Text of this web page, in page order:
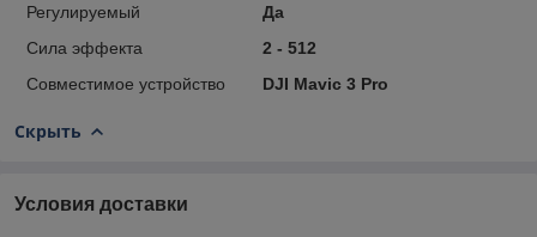
Регулируемый
Да
Сила эффекта
2 - 512
Совместимое устройство
DJI Mavic 3 Pro
Скрыть
Условия доставки